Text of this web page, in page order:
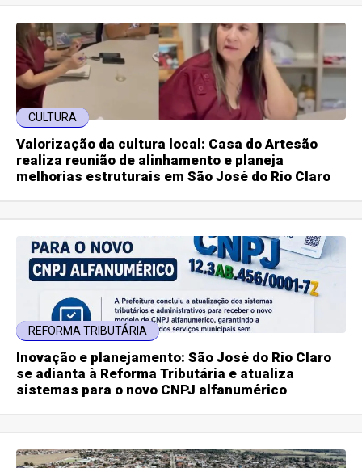
CULTURA
Valorização da cultura local: Casa do Artesão
realiza reunião de alinhamento e planeja
melhorias estruturais em São José do Rio Claro
REFORMA TRIBUTÁRIA
Inovação e planejamento: São José do Rio Claro
se adianta à Reforma Tributária e atualiza
sistemas para o novo CNPJ alfanumérico